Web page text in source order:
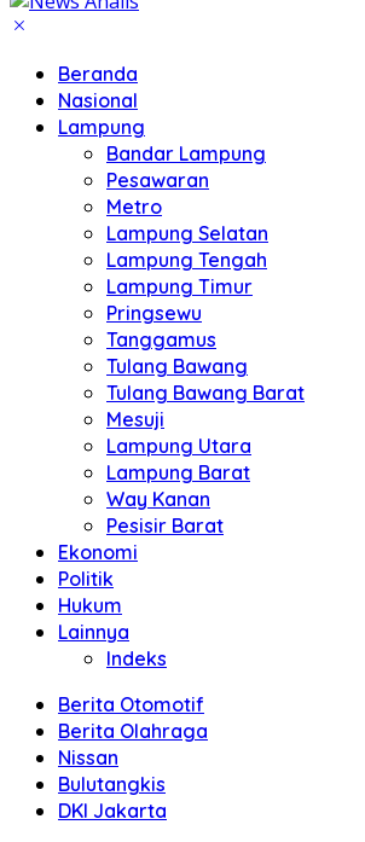
Beranda
Nasional
Lampung
Bandar Lampung
Pesawaran
Metro
Lampung Selatan
Lampung Tengah
Lampung Timur
Pringsewu
Tanggamus
Tulang Bawang
Tulang Bawang Barat
Mesuji
Lampung Utara
Lampung Barat
Way Kanan
Pesisir Barat
Ekonomi
Politik
Hukum
Lainnya
Indeks
Berita Otomotif
Berita Olahraga
Nissan
Bulutangkis
DKI Jakarta